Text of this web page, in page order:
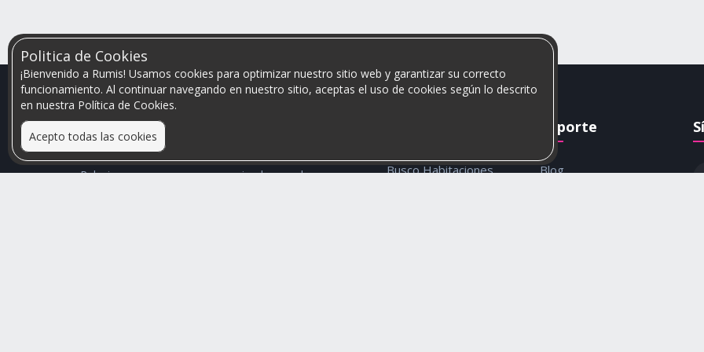
Politica de Cookies
¡Bienvenido a Rumis! Usamos cookies para optimizar nuestro sitio web y garantizar su correcto
funcionamiento. Al continuar navegando en nuestro sitio, aceptas el uso de cookies según lo descrito
en nuestra Política de Cookies.
Acepto todas las cookies
Relacionamos personas que arriendan con las que
Busco Habitaciones
Soporte
Blog